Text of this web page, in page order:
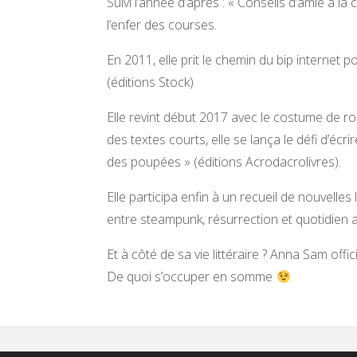
l’enfer des courses.
En 2011, elle prit le chemin du bip internet
(éditions Stock)
Elle revint début 2017 avec le costume de
des textes courts, elle se lança le défi
des poupées » (éditions Acrodacrolivres).
Elle participa enfin à un recueil de
entre steampunk, résurrection et quotidien
Et à côté de sa vie littéraire ? Anna Sam
De quoi s’occuper en somme